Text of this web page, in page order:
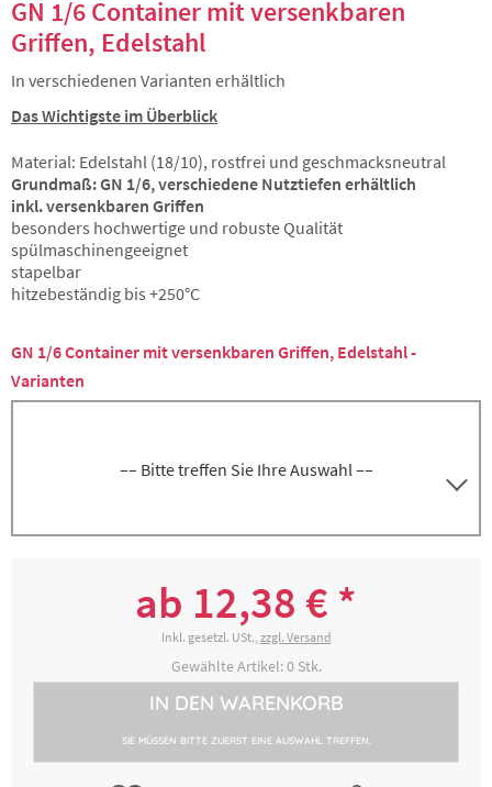
GN 1/6 Container mit versenkbaren
Griffen, Edelstahl
In verschiedenen Varianten erhältlich
Das Wichtigste im Überblick
Material: Edelstahl (18/10), rostfrei und geschmacksneutral
Grundmaß: GN 1/6, verschiedene Nutztiefen erhältlich
inkl. versenkbaren Griffen
besonders hochwertige und robuste Qualität
spülmaschinengeeignet
stapelbar
hitzebeständig bis +250°C
GN 1/6 Container mit versenkbaren Griffen, Edelstahl -
Varianten
–– Bitte treffen Sie Ihre Auswahl ––
8300010586 GN 1/6, Tiefe 150 mm, Volumen 2,25 Liter
ab 12,38 € *
Inkl. gesetzl. USt., zzgl. Versand
Gewählte Artikel:0Stk.
IN DEN WARENKORB
SIE MÜSSEN BITTE ZUERST EINE AUSWAHL TREFFEN.